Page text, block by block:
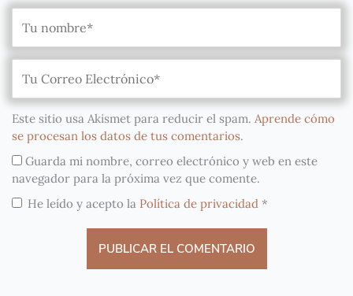
Este sitio usa Akismet para reducir el spam. Aprende cómo
se procesan los datos de tus comentarios.
Guarda mi nombre, correo electrónico y web en este
navegador para la próxima vez que comente.
He leído y acepto la Política de privacidad *